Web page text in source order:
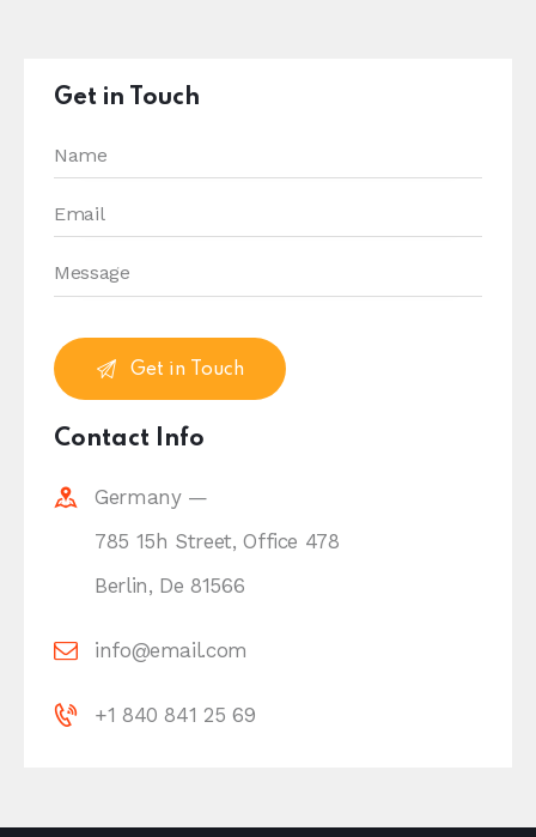
Get in Touch
Contact Info
Germany —
785 15h Street, Office 478
Berlin, De 81566
info@email.com
+1 840 841 25 69